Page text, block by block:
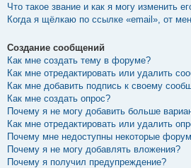
Что такое звание и как я могу изменить
Когда я щёлкаю по ссылке «email», от
Создание сообщений
Как мне создать тему в форуме?
Как мне отредактировать или удалить
Как мне добавить подпись к своему
Как мне создать опрос?
Почему я не могу добавить больше
Как мне отредактировать или удалить
Почему мне недоступны некоторые
Почему я не могу добавлять вложения?
Почему я получил предупреждение?